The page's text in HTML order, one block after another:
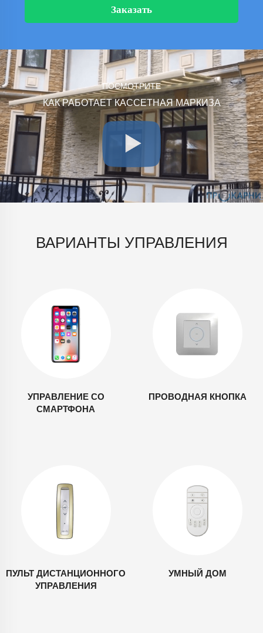
Заказать
ПОСМОТРИТЕ
КАК РАБОТАЕТ КАССЕТНАЯ МАРКИЗА
ВАРИАНТЫ УПРАВЛЕНИЯ
УПРАВЛЕНИЕ СО
СМАРТФОНА
ПРОВОДНАЯ КНОПКА
ПУЛЬТ ДИСТАНЦИОННОГО
УПРАВЛЕНИЯ
УМНЫЙ ДОМ